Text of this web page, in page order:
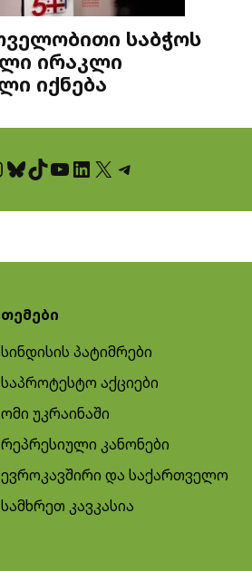
საბჭოს
ირაკლი
იქნება
Bluesky TikTok YouTube LinkedIn X Telegram
თემები
სინდისის პატიმრები
საპროტესტო აქციები
ომი უკრაინაში
რეპრესიული კანონები
ევროკავშირი და საქართველო
სამხრეთ კავკასია